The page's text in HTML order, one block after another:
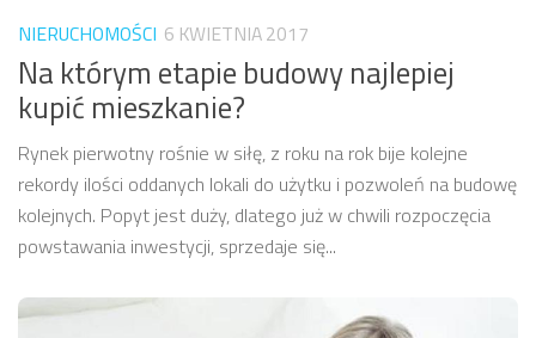
NIERUCHOMOŚCI 6 KWIETNIA 2017
Na którym etapie budowy najlepiej
kupić mieszkanie?
Rynek pierwotny rośnie w siłę, z roku na rok bije kolejne
rekordy ilości oddanych lokali do użytku i pozwoleń na budowę
kolejnych. Popyt jest duży, dlatego już w chwili rozpoczęcia
powstawania inwestycji, sprzedaje się...